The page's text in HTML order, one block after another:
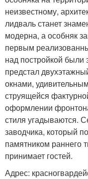
неизвестному,
лидваль станет
модерна, а особняк
первым
над постройкой были
предстал
окнами,
струящейся
оформлении
стиля угадываются.
заводчика, который
памятником раннего
принимает гостей.
Адрес: